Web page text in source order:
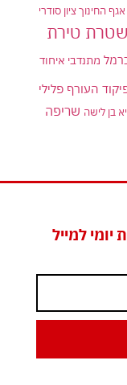
החינוך ציון סודרי
טירת
מתנדבי איחוד
העורף פלילי
בן לישה שריפה
למייל